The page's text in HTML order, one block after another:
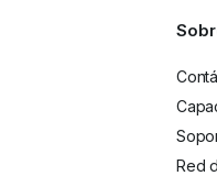
Red